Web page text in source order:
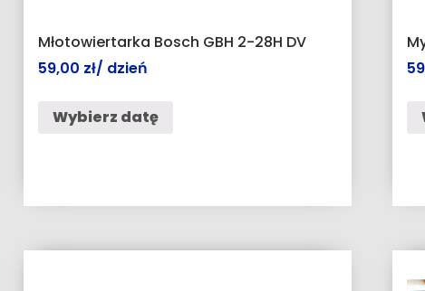
Młotowiertarka Bosch GBH 2-28H DV
59,00 zł/ dzień
Wybierz datę